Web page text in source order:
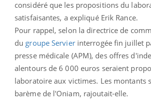
considéré que les propositions du
satisfaisantes, a expliqué Erik Rance.
Pour rappel, selon la directrice de
du groupe Servierinterrogée fin juillet
presse médicale (APM), des offres
alentours de 6 000 euros seraient
laboratoire aux victimes. Les montants
barème de l'Oniam, rajoutait-elle.